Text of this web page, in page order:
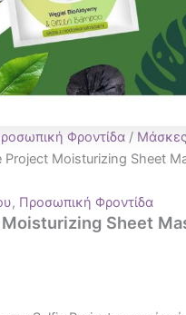
Φροντίδα / Μάσκες
Project Moisturizing Sheet
, Προσωπική Φροντίδα
Sheet